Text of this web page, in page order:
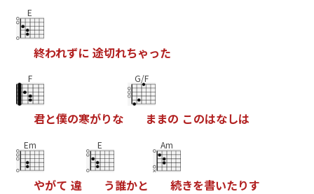
E
終われずに 途切れちゃった
F
君と僕の寒がりな
G/F
ままの このはなしは
Em
やがて 違
E
う誰かと
Am
続きを書いたりす